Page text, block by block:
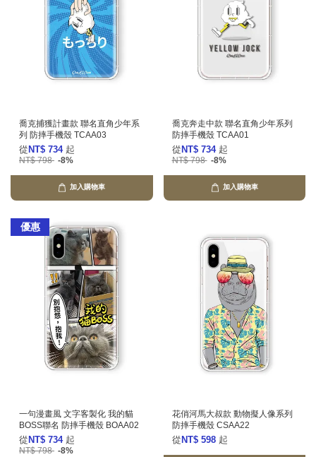
喬克捕獲計畫款 聯名直角少年系
列 防摔手機殼 TCAA03
從 NT$ 734 起
NT$ 798 -8%
加入購物車
喬克奔走中款 聯名直角少年系列
防摔手機殼 TCAA01
從 NT$ 734 起
NT$ 798 -8%
加入購物車
優惠
一句漫畫風 文字客製化 我的貓
BOSS聯名 防摔手機殼 BOAA02
從 NT$ 734 起
NT$ 798 -8%
花俏河馬大叔款 動物擬人像系列
防摔手機殼 CSAA22
從 NT$ 598 起